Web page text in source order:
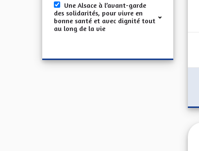
Une Alsace à l’avant-garde
des solidarités, pour vivre en
bonne santé et avec dignité tout
au long de la vie